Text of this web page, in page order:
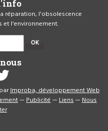
réparation, l'obsolescence
et l'environnement.
OK
Improba, développement Web
—Publicité—Liens—Nous